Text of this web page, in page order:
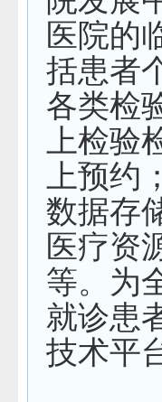
医院的
括患者
各类检
上检
上预
数据存
医疗资
等。为
就诊患
技术平